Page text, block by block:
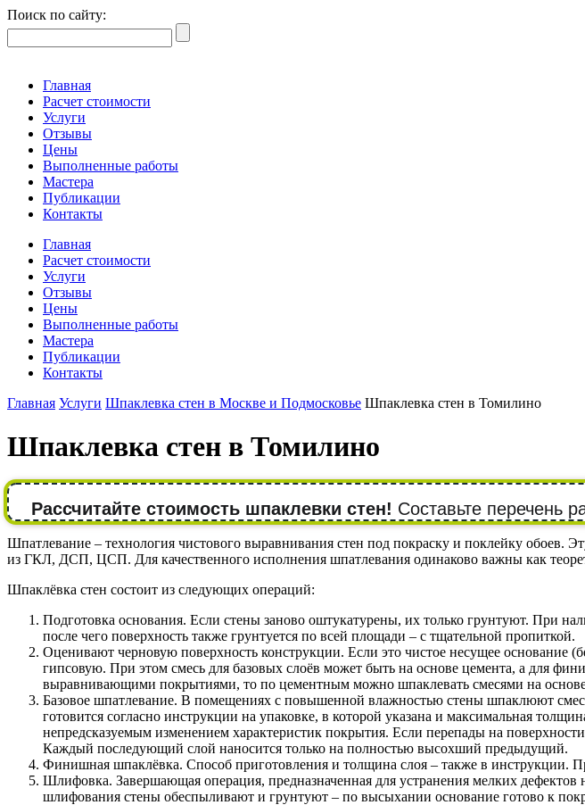
Поиск по сайту:
Главная
Расчет стоимости
Услуги
Отзывы
Цены
Выполненные работы
Мастера
Публикации
Контакты
Главная
Расчет стоимости
Услуги
Отзывы
Цены
Выполненные работы
Мастера
Публикации
Контакты
Главная Услуги Шпаклевка стен в Москве и Подмосковье Шпаклевка стен в Томилино
Шпаклевка стен в Томилино
Рассчитайте стоимость шпаклевки стен! Составьте перечень
Шпатлевание – технология чистового выравнивания стен под покраску и поклейку
из ГКЛ, ДСП, ЦСП. Для качественного исполнения шпатлевания одинаково важны как
Шпаклёвка стен состоит из следующих операций:
Подготовка основания. Если стены заново оштукатурены, их только грунтуют. При
после чего поверхность также грунтуется по всей площади – с тщательной пропиткой.
Оценивают черновую поверхность конструкции. Если это чистое несущее основание
гипсовую. При этом смесь для базовых слоёв может быть на основе цемента, а для
выравнивающими покрытиями, то по цементным можно шпаклевать смесями на
Базовое шпатлевание. В помещениях с повышенной влажностью стены шпаклюют
готовится согласно инструкции на упаковке, в которой указана и максимальная
непредсказуемым изменением характеристик покрытия. Если перепады на
Каждый последующий слой наносится только на полностью высохший предыдущий.
Финишная шпаклёвка. Способ приготовления и толщина слоя – также в инструкции.
Шлифовка. Завершающая операция, предназначенная для устранения мелких
шлифования стены обеспыливают и грунтуют – по высыхании основание готово к